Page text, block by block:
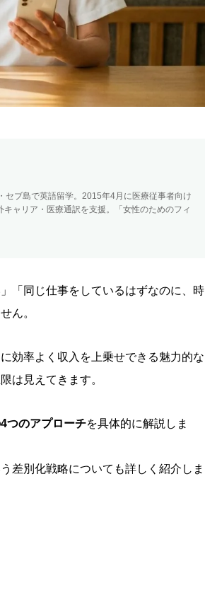
ブ島で英語留学。2015年4月に医療従事者向け
ャリア・医療通訳を支援。「女性のためのフィ
「同じ仕事をしているはずなのに、時
ん。
効率よく収入を上乗せできる魅力的な
は見えてきます。
つのアプローチを具体的に解説しま
差別化戦略についても詳しく紹介しま